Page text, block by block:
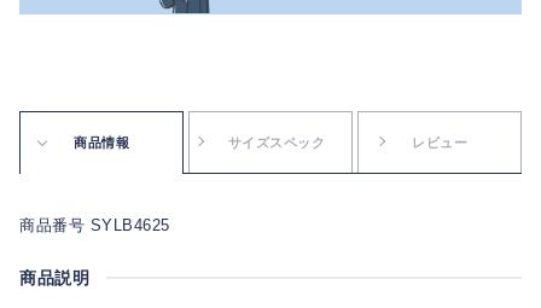
商品情報 サイズスペック レビュー
商品番号 SYLB4625
商品説明